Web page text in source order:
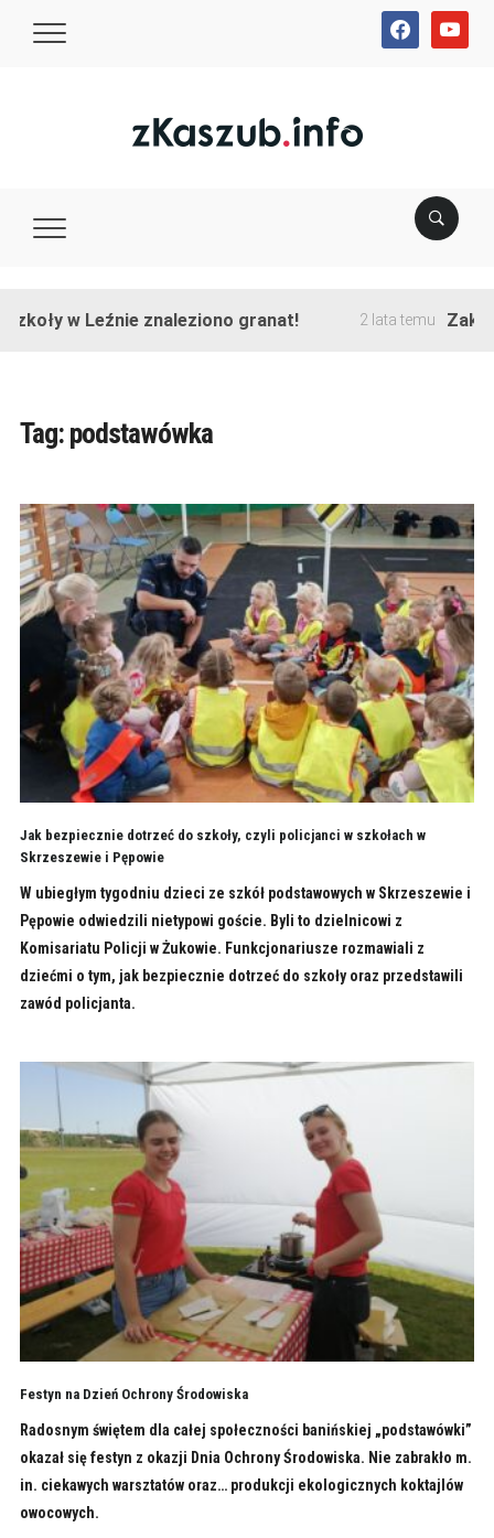
facebookyoutube
w Leźnie znaleziono granat! 2 lata temu
Tag: podstawówka
Jak bezpiecznie dotrzeć do szkoły, czyli policjanci w szkołach w
Skrzeszewie i Pępowie
W ubiegłym tygodniu dzieci ze szkół podstawowych w Skrzeszewie i
Pępowie odwiedzili nietypowi goście. Byli to dzielnicowi z
Komisariatu Policji w Żukowie. Funkcjonariusze rozmawiali z
dziećmi o tym, jak bezpiecznie dotrzeć do szkoły oraz przedstawili
zawód policjanta.
Festyn na Dzień Ochrony Środowiska
Radosnym świętem dla całej społeczności banińskiej „podstawówki”
okazał się festyn z okazji Dnia Ochrony Środowiska. Nie zabrakło m.
in. ciekawych warsztatów oraz… produkcji ekologicznych koktajlów
owocowych.